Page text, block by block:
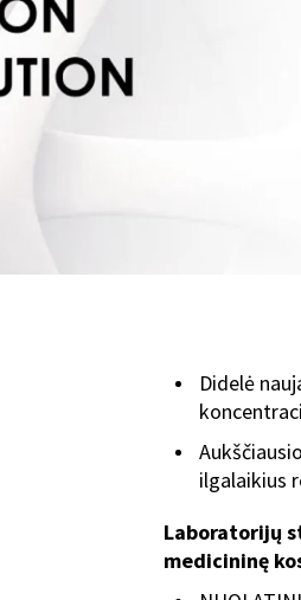
Didelė
ilgalaikius
Laboratorijų
medicininę